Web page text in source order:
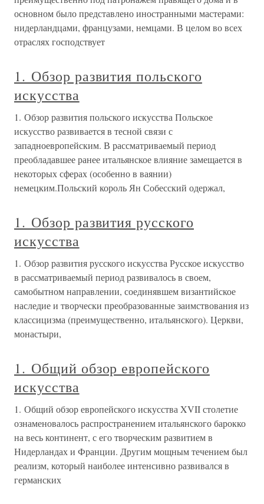
основном было представлено иностранными мастерами:
нидерландцами, французами, немцами. В целом во всех
отраслях господствует
1. Обзор развития польского
искусства
1. Обзор развития польского искусства Польское
искусство развивается в тесной связи с
западноевропейским. В рассматриваемый период
преобладавшее ранее итальянское влияние замещается в
некоторых сферах (особенно в ваянии)
немецким.Польский король Ян Собесский одержал,
1. Обзор развития русского
искусства
1. Обзор развития русского искусства Русское искусство
в рассматриваемый период развивалось в своем,
самобытном направлении, соединявшем византийское
наследие и творчески преобразованные заимствования из
классицизма (преимущественно, итальянского). Церкви,
монастыри,
1. Общий обзор европейского
искусства
1. Общий обзор европейского искусства XVII столетие
ознаменовалось распространением итальянского барокко
на весь континент, с его творческим развитием в
Нидерландах и Франции. Другим мощным течением был
реализм, который наиболее интенсивно развивался в
германских